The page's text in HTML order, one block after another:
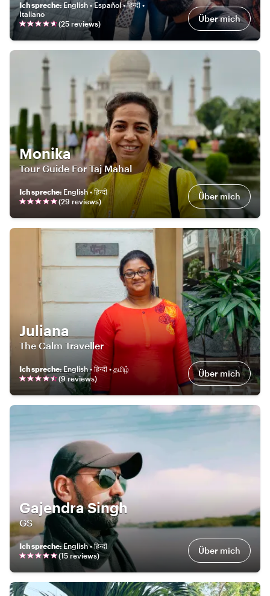
Ich spreche: English • Español • हिन्दी •
Italiano
(25 reviews) Über mich
Monika
Tour Guide For Taj Mahal
Ich spreche: English • हिन्दी
(29 reviews) Über mich
Juliana
The Calm Traveller
Ich spreche:English • हिन्दी • தமிழ்
(9 reviews) Über mich
Gajendra Singh
GS
Ich spreche:English • हिन्दी
(15 reviews) Über mich